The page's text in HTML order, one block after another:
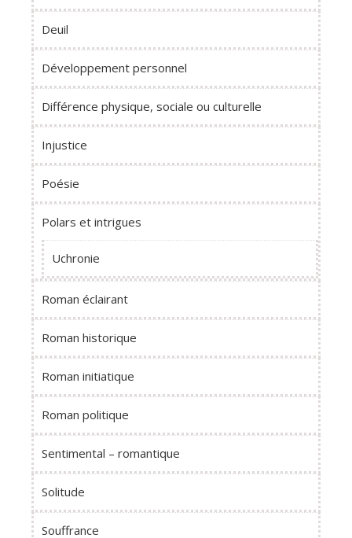
Deuil
Développement personnel
Différence physique, sociale ou culturelle
Injustice
Poésie
Polars et intrigues
Uchronie
Roman éclairant
Roman historique
Roman initiatique
Roman politique
Sentimental – romantique
Solitude
Souffrance